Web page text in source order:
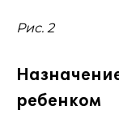
Рис. 2
ребенком